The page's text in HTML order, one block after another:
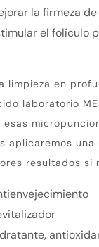
la firmeza
el folículo
limpieza en
laboratorio
esas
aplicaremos
resultados